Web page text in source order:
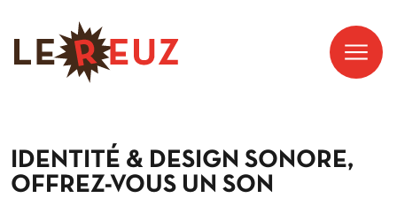
IDENTITÉ & DESIGN SONORE,
OFFREZ-VOUS UN SON